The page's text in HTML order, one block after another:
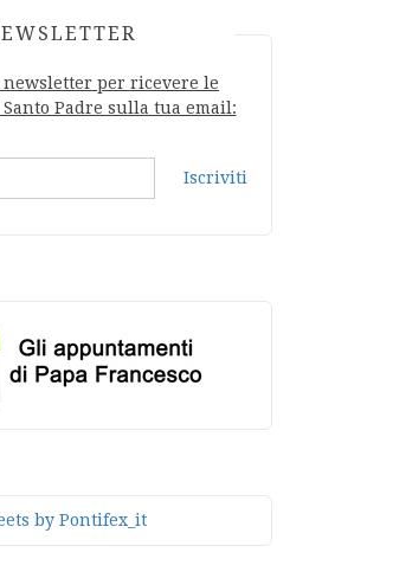
per ricevere le
Padre sulla tua email:
Iscriviti
by Pontifex_it